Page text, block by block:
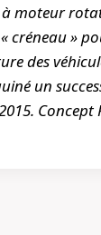
moteur
créneau »
des
un
Concept